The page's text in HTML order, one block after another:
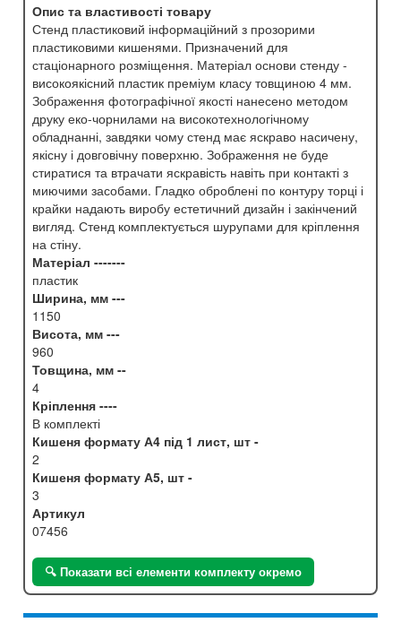
Опис та властивості товару
Стенд пластиковий інформаційний з прозорими
пластиковими кишенями. Призначений для
стаціонарного розміщення. Матеріал основи стенду -
високоякісний пластик преміум класу товщиною 4 мм.
Зображення фотографічної якості нанесено методом
друку еко-чорнилами на високотехнологічному
обладнанні, завдяки чому стенд має яскраво насичену,
якісну і довговічну поверхню. Зображення не буде
стиратися та втрачати яскравість навіть при контакті з
миючими засобами. Гладко оброблені по контуру торці і
крайки надають виробу естетичний дизайн і закінчений
вигляд. Стенд комплектується шурупами для кріплення
на стіну.
Матеріал -------
пластик
Ширина, мм ---
1150
Висота, мм ---
960
Товщина, мм --
4
Кріплення ----
В комплекті
Кишеня формату А4 під 1 лист, шт -
2
Кишеня формату А5, шт -
3
Артикул
07456
🔍 Показати всі елементи комплекту окремо